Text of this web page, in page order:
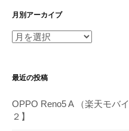
月別アーカイブ
月
ー
イ
ブ
最近の投稿
OPPO Reno5 A （楽天モバ
２】